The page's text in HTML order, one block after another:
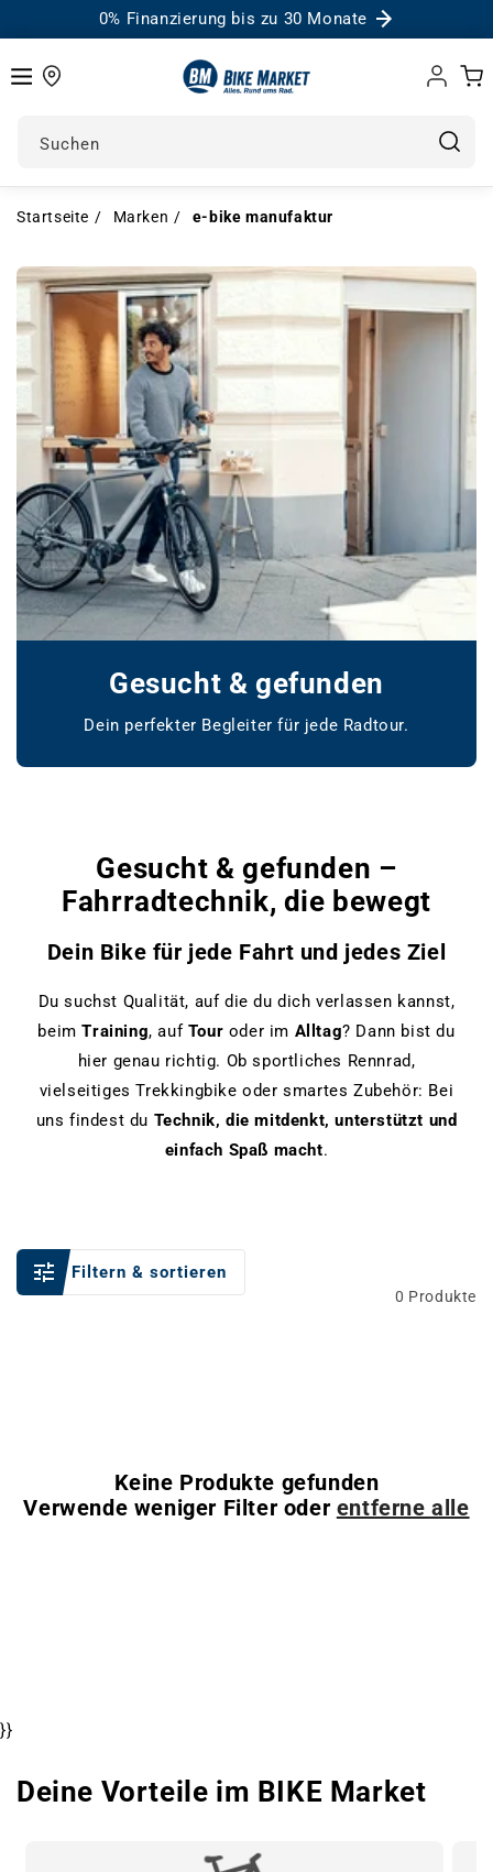
0% Finanzierung bis zu 30 Monate
Suchen
Einloggen
Startseite Marken e-bike manufaktur
Gesucht & gefunden
Dein perfekter Begleiter für jede Radtour.
Gesucht & gefunden –
Fahrradtechnik, die bewegt
Dein Bike für jede Fahrt und jedes Ziel
Du suchst Qualität, auf die du dich verlassen kannst,
beimTraining, auf Tour oder im Alltag? Dann bist du
hier genau richtig. Ob sportliches Rennrad,
vielseitiges Trekkingbike oder smartes Zubehör: Bei
uns findest du Technik, die mitdenkt, unterstützt und
einfach Spaß macht.
Filtern & sortieren
0 Produkte
Keine Produkte gefunden
Verwende weniger Filter oder entferne alle
}}
Deine Vorteile im BIKE Market